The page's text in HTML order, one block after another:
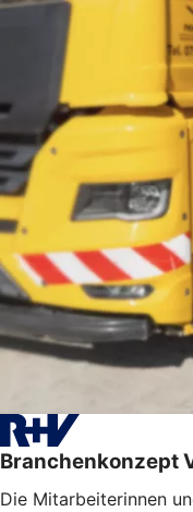
Branchenkonzept
Die Mitarbeiterinnen